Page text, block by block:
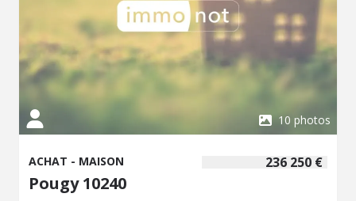
10 photos
236 250 €
ACHAT - MAISON
Pougy 10240